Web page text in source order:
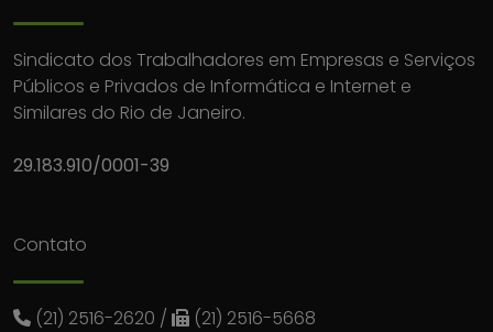
Sindicato dos Trabalhadores em Empresas e Serviços
Públicos e Privados de Informática e Internet e
Similares do Rio de Janeiro.
29.183.910/0001-39
Contato
(21) 2516-2620 / (21) 2516-5668